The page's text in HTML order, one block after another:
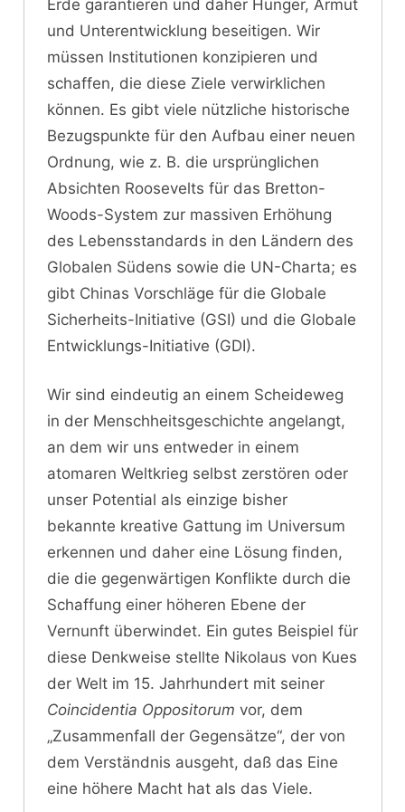
Erde garantieren und daher Hunger, Armut
und Unterentwicklung beseitigen. Wir
müssen Institutionen konzipieren und
schaffen, die diese Ziele verwirklichen
können. Es gibt viele nützliche historische
Bezugspunkte für den Aufbau einer neuen
Ordnung, wie z. B. die ursprünglichen
Absichten Roosevelts für das Bretton-
Woods-System zur massiven Erhöhung
des Lebensstandards in den Ländern des
Globalen Südens sowie die UN-Charta; es
gibt Chinas Vorschläge für die Globale
Sicherheits-Initiative (GSI) und die Globale
Entwicklungs-Initiative (GDI).
Wir sind eindeutig an einem Scheideweg
in der Menschheitsgeschichte angelangt,
an dem wir uns entweder in einem
atomaren Weltkrieg selbst zerstören oder
unser Potential als einzige bisher
bekannte kreative Gattung im Universum
erkennen und daher eine Lösung finden,
die die gegenwärtigen Konflikte durch die
Schaffung einer höheren Ebene der
Vernunft überwindet. Ein gutes Beispiel für
diese Denkweise stellte Nikolaus von Kues
der Welt im 15. Jahrhundert mit seiner
Coincidentia Oppositorum vor, dem
„Zusammenfall der Gegensätze“, der von
dem Verständnis ausgeht, daß das Eine
eine höhere Macht hat als das Viele.